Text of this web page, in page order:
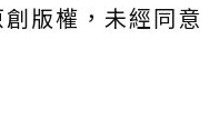
版權，未經同意